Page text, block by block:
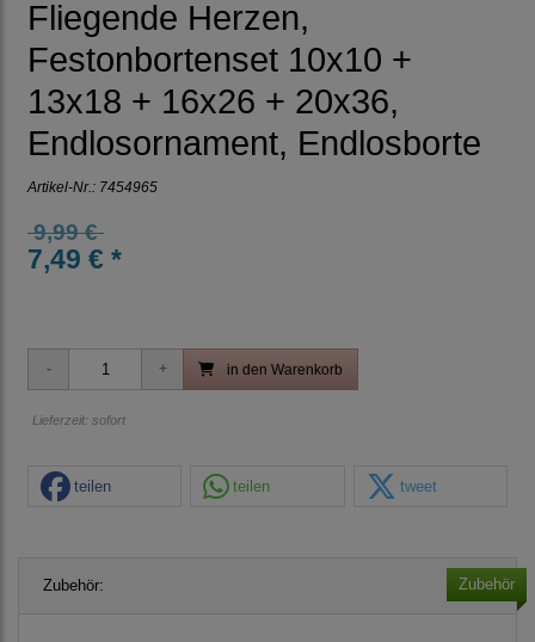
Fliegende Herzen,
Festonbortenset 10x10 +
13x18 + 16x26 + 20x36,
Endlosornament, Endlosborte
Artikel-Nr.: 7454965
9,99 €
7,49 € *
in den Warenkorb
Lieferzeit: sofort
teilen teilen tweet
Zubehör: Zubehör